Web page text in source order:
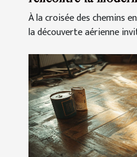
À la croisée des chemins
la découverte aérienne